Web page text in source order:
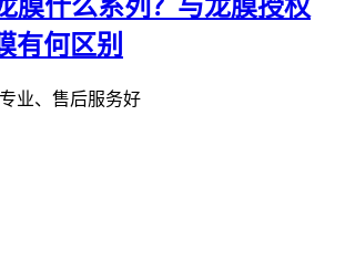
膜什么系列？与龙膜授权
有何区别
业、售后服务好